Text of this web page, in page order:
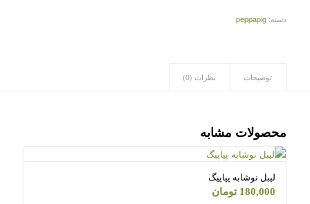
دسته: peppapig
توضیحات نظرات (0)
محصولات مشابه
لیبل نوشابه پپاپیگ
180,000 تومان